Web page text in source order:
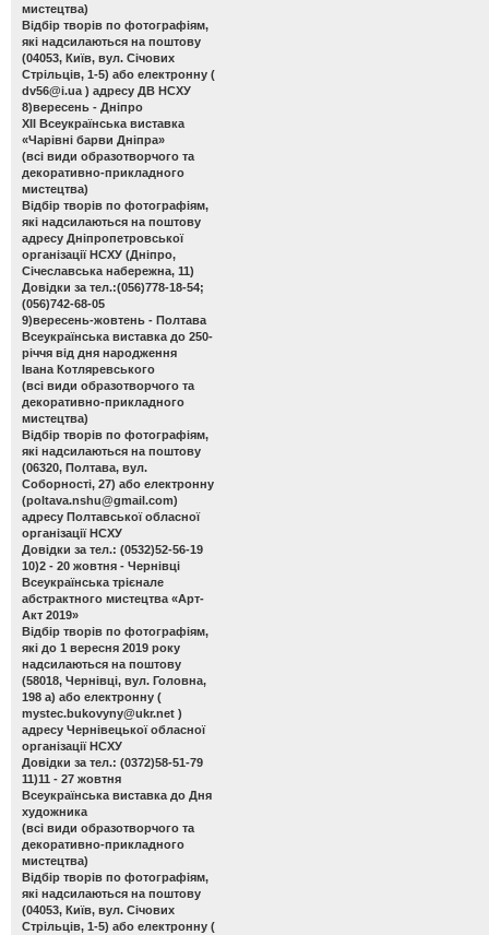
мистецтва)
Відбір творів по фотографіям,
які надсилаються на поштову
(04053, Київ, вул. Січових
Стрільців, 1-5) або електронну (
dv56@i.ua ) адресу ДВ НСХУ
8)вересень - Дніпро
ХІІ Всеукраїнська виставка
«Чарівні барви Дніпра»
(всі види образотворчого та
декоративно-прикладного
мистецтва)
Відбір творів по фотографіям,
які надсилаються на поштову
адресу Дніпропетровської
організації НСХУ (Дніпро,
Січеславська набережна, 11)
Довідки за тел.:(056)778-18-54;
(056)742-68-05
9)вересень-жовтень - Полтава
Всеукраїнська виставка до 250-
річчя від дня народження
Івана Котляревського
(всі види образотворчого та
декоративно-прикладного
мистецтва)
Відбір творів по фотографіям,
які надсилаються на поштову
(06320, Полтава, вул.
Соборності, 27) або електронну
(poltava.nshu@gmail.com)
адресу Полтавської обласної
організації НСХУ
Довідки за тел.: (0532)52-56-19
10)2 - 20 жовтня - Чернівці
Всеукраїнська трієнале
абстрактного мистецтва «Арт-
Акт 2019»
Відбір творів по фотографіям,
які до 1 вересня 2019 року
надсилаються на поштову
(58018, Чернівці, вул. Головна,
198 а) або електронну (
mystec.bukovyny@ukr.net )
адресу Чернівецької обласної
організації НСХУ
Довідки за тел.: (0372)58-51-79
11)11 - 27 жовтня
Всеукраїнська виставка до Дня
художника
(всі види образотворчого та
декоративно-прикладного
мистецтва)
Відбір творів по фотографіям,
які надсилаються на поштову
(04053, Київ, вул. Січових
Стрільців, 1-5) або електронну (